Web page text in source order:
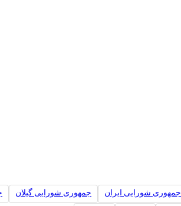
جمهوری شورایی ایران جمهوری شورایی گیلان